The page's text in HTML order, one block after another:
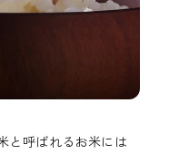
と呼ばれるお米には